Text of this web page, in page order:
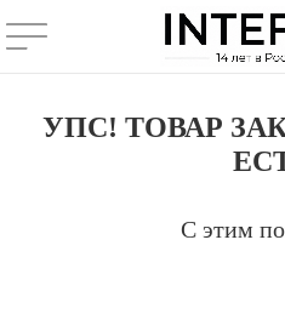
УПС! ТОВАР
С этим